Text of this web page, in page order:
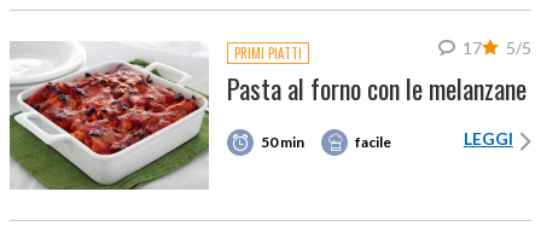
PRIMI PIATTI 5/5
17
Pasta al forno con le melanzane
50 min facile LEGGI